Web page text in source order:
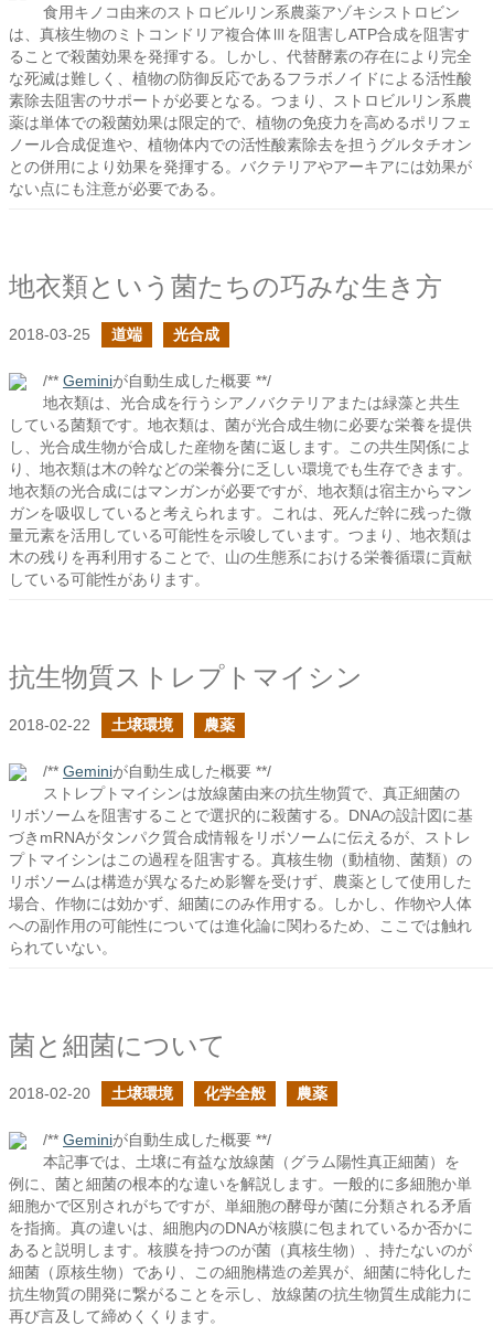
食用キノコ由来のストロビルリン系農薬アゾキシストロビン
は、真核生物のミトコンドリア複合体Ⅲを阻害しATP合成を阻害す
ることで殺菌効果を発揮する。しかし、代替酵素の存在により完全
な死滅は難しく、植物の防御反応であるフラボノイドによる活性酸
素除去阻害のサポートが必要となる。つまり、ストロビルリン系農
薬は単体での殺菌効果は限定的で、植物の免疫力を高めるポリフェ
ノール合成促進や、植物体内での活性酸素除去を担うグルタチオン
との併用により効果を発揮する。バクテリアやアーキアには効果が
ない点にも注意が必要である。
地衣類という菌たちの巧みな生き方
2018-03-25 道端 光合成
/** Geminiが自動生成した概要 **/
地衣類は、光合成を行うシアノバクテリアまたは緑藻と共生
している菌類です。地衣類は、菌が光合成生物に必要な栄養を提供
し、光合成生物が合成した産物を菌に返します。この共生関係によ
り、地衣類は木の幹などの栄養分に乏しい環境でも生存できます。
地衣類の光合成にはマンガンが必要ですが、地衣類は宿主からマン
ガンを吸収していると考えられます。これは、死んだ幹に残った微
量元素を活用している可能性を示唆しています。つまり、地衣類は
木の残りを再利用することで、山の生態系における栄養循環に貢献
している可能性があります。
抗生物質ストレプトマイシン
2018-02-22 土壌環境 農薬
/** Geminiが自動生成した概要 **/
ストレプトマイシンは放線菌由来の抗生物質で、真正細菌の
リボソームを阻害することで選択的に殺菌する。DNAの設計図に基
づきmRNAがタンパク質合成情報をリボソームに伝えるが、ストレ
プトマイシンはこの過程を阻害する。真核生物（動植物、菌類）の
リボソームは構造が異なるため影響を受けず、農薬として使用した
場合、作物には効かず、細菌にのみ作用する。しかし、作物や人体
への副作用の可能性については進化論に関わるため、ここでは触れ
られていない。
菌と細菌について
2018-02-20 土壌環境 化学全般 農薬
/** Geminiが自動生成した概要 **/
本記事では、土壌に有益な放線菌（グラム陽性真正細菌）を
例に、菌と細菌の根本的な違いを解説します。一般的に多細胞か単
細胞かで区別されがちですが、単細胞の酵母が菌に分類される矛盾
を指摘。真の違いは、細胞内のDNAが核膜に包まれているか否かに
あると説明します。核膜を持つのが菌（真核生物）、持たないのが
細菌（原核生物）であり、この細胞構造の差異が、細菌に特化した
抗生物質の開発に繋がることを示し、放線菌の抗生物質生成能力に
再び言及して締めくくります。